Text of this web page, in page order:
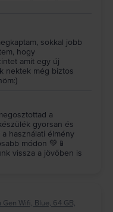
sokkal jobb
hogy
amit egy új
nektek még biztos
a
gyorsan és
használati élmény
módon 💚📱
vissza a jövőben is
Wifi, Blue, 64 GB,